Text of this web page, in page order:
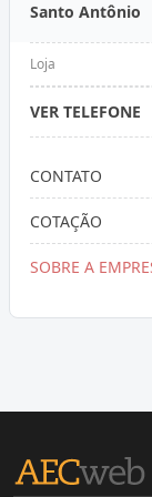
Santo Antônio
Loja
VER TELEFONE
CONTATO
COTAÇÃO
SOBRE A